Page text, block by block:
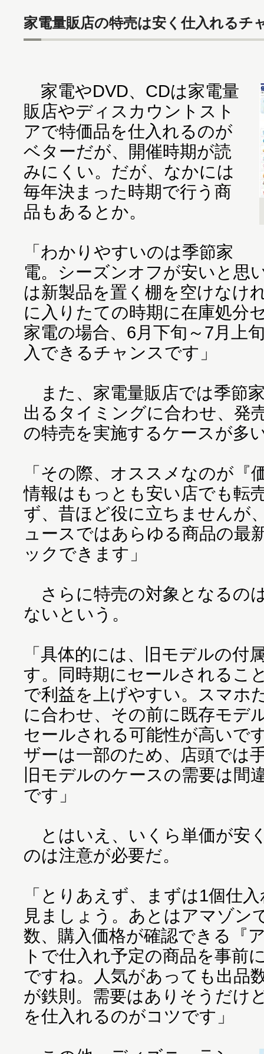
家電量販店の特売は安く仕入れるチ
家電やDVD、CDは家電量
販店やディスカウントスト
アで特価品を仕入れるのが
ベターだが、開催時期が読
みにくい。だが、なかには
毎年決まった時期で行う商
品もあるとか。
「わかりやすいのは季節家
電。シーズンオフが安いと思
は新製品を置く棚を空けなけ
に入りたての時期に在庫処分
家電の場合、6月下旬～7月上
入できるチャンスです」
また、家電量販店では季節
出るタイミングに合わせ、発
の特売を実施するケースが多
「その際、オススメなのが『
情報はもっとも安い店でも転
ず、昔ほど役に立ちませんが
ュースではあらゆる商品の最
ックできます」
さらに特売の対象となるの
ないという。
「具体的には、旧モデルの付
す。同時期にセールされるこ
で利益を上げやすい。スマホ
に合わせ、その前に既存モデ
セールされる可能性が高いで
ザーは一部のため、店頭では
旧モデルのケースの需要は間
です」
とはいえ、いくら単価が安
のは注意が必要だ。
「とりあえず、まずは1個仕
見ましょう。あとはアマゾン
数、購入価格が確認できる『
トで仕入れ予定の商品を事前
ですね。人気があっても出品
が鉄則。需要はありそうだけ
を仕入れるのがコツです」